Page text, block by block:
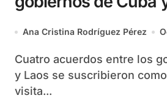
Ana Cristina Rodríguez Pérez
Cuatro acuerdos entre los gobiernos de Cuba
y Laos se suscribieron
visita...